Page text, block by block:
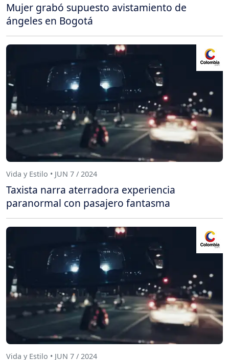
Mujer grabó supuesto avistamiento de
ángeles en Bogotá
Vida y Estilo • JUN 7 / 2024
Taxista narra aterradora experiencia
paranormal con pasajero fantasma
Vida y Estilo • JUN 7 / 2024